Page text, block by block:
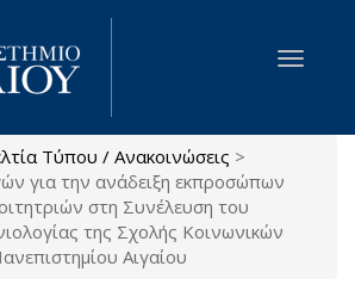
περιεχόμενο
Toggle
Τύπου / Ανακοινώσεις >
για την ανάδειξη εκπροσώπων
στη Συνέλευση του
της Σχολής Κοινωνικών
Αιγαίου